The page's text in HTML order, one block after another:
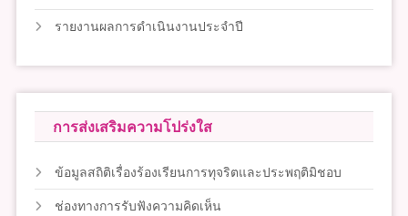
รายงานผลการดำเนินงานประจำปี
การส่งเสริมความโปร่งใส
ข้อมูลสถิติเรื่องร้องเรียนการทุจริตและประพฤติมิชอบ
ช่องทางการรับฟังความคิดเห็น